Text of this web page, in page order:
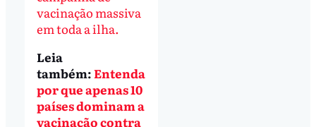
vacinação massiva
em toda a ilha.
Leia
também:Entenda
por que apenas 10
países dominam a
vacinação contra